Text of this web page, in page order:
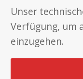
Unser
Verfügung, um
einzugehen.